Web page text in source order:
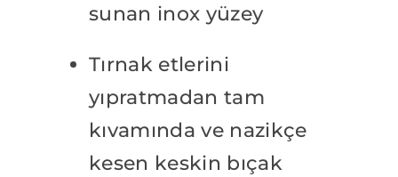
sunan inox yüzey
Tırnak etlerini
yıpratmadan tam
kıvamında ve nazikçe
kesen keskin bıçak